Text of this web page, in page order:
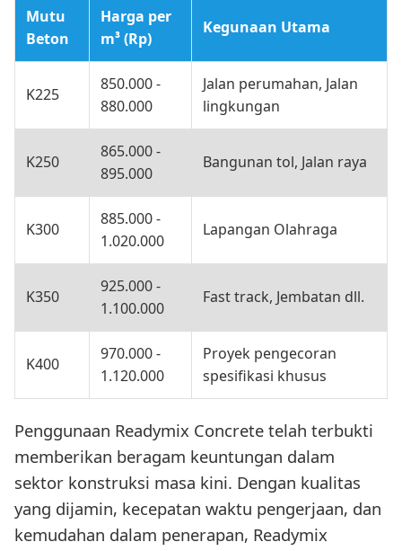
Mutu
Beton
Harga per
m³ (Rp)
Kegunaan Utama
K225
850.000 -
880.000
Jalan perumahan, Jalan
lingkungan
K250
865.000 -
895.000
Bangunan tol, Jalan raya
K300
885.000 -
1.020.000
Lapangan Olahraga
K350
925.000 -
1.100.000
Fast track, Jembatan dll.
K400
970.000 -
1.120.000
Proyek pengecoran
spesifikasi khusus
Penggunaan Readymix Concrete telah terbukti
memberikan beragam keuntungan dalam
sektor konstruksi masa kini. Dengan kualitas
yang dijamin, kecepatan waktu pengerjaan, dan
kemudahan dalam penerapan, Readymix